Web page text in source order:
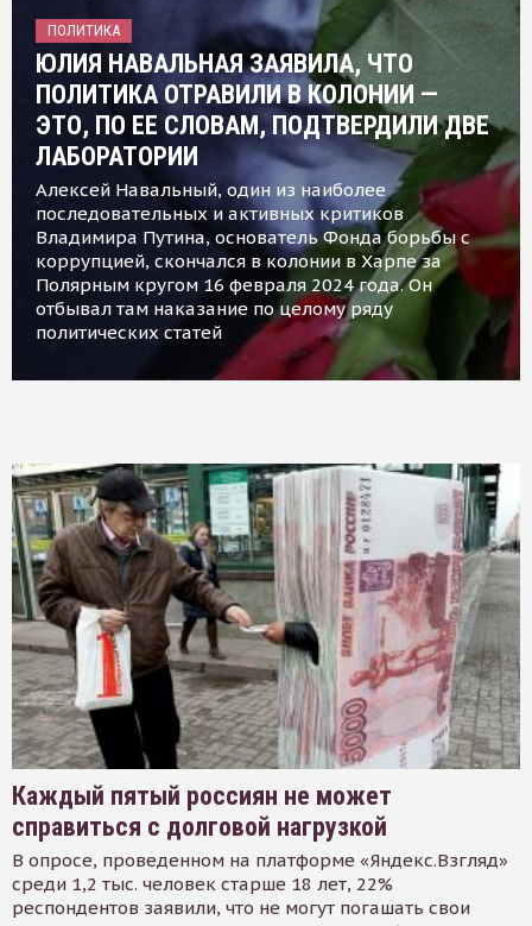
ПОЛИТИКА
ЮЛИЯ НАВАЛЬНАЯ ЗАЯВИЛА, ЧТО
ПОЛИТИКА ОТРАВИЛИ В КОЛОНИИ —
ЭТО, ПО ЕЕ СЛОВАМ, ПОДТВЕРДИЛИ ДВЕ
ЛАБОРАТОРИИ
Алексей Навальный, один из наиболее
последовательных и активных критиков
Владимира Путина, основатель Фонда борьбы с
коррупцией, скончался в колонии в Харпе за
Полярным кругом 16 февраля 2024 года. Он
отбывал там наказание по целому ряду
политических статей
Каждый пятый россиян не может
справиться с долговой нагрузкой
В опросе, проведенном на платформе «Яндекс.Взгляд»
среди 1,2 тыс. человек старше 18 лет, 22%
респондентов заявили, что не могут погашать свои